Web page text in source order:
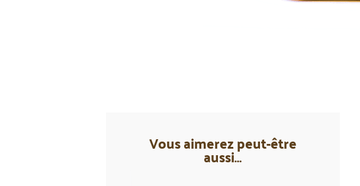
Vous aimerez peut-être
aussi…